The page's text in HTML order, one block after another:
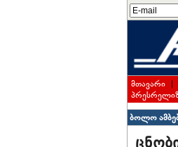
მთავარი |
ბოლო